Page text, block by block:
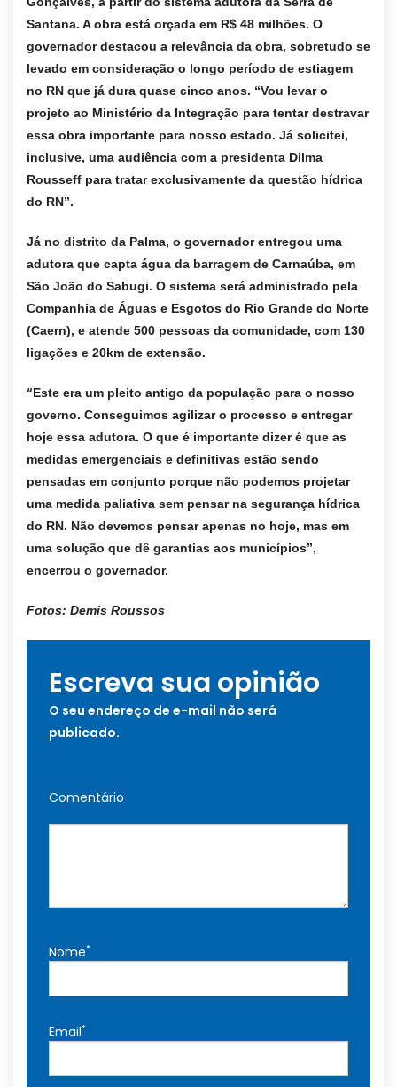
Santana. A obra está orçada em R$ 48 milhões. O
governador destacou a relevância da obra, sobretudo se
levado em consideração o longo período de estiagem
no RN que já dura quase cinco anos. “Vou levar o
projeto ao Ministério da Integração para tentar destravar
essa obra importante para nosso estado. Já solicitei,
inclusive, uma audiência com a presidenta Dilma
Rousseff para tratar exclusivamente da questão hídrica
do RN”.
Já no distrito da Palma, o governador entregou uma
adutora que capta água da barragem de Carnaúba, em
São João do Sabugi. O sistema será administrado pela
Companhia de Águas e Esgotos do Rio Grande do Norte
(Caern), e atende 500 pessoas da comunidade, com 130
ligações e 20km de extensão.
“Este era um pleito antigo da população para o nosso
governo. Conseguimos agilizar o processo e entregar
hoje essa adutora. O que é importante dizer é que as
medidas emergenciais e definitivas estão sendo
pensadas em conjunto porque não podemos projetar
uma medida paliativa sem pensar na segurança hídrica
do RN. Não devemos pensar apenas no hoje, mas em
uma solução que dê garantias aos municípios”,
encerrou o governador.
Fotos: Demis Roussos
Escreva sua opinião
O seu endereço de e-mail não será
publicado.
Comentário
Nome*
Email*